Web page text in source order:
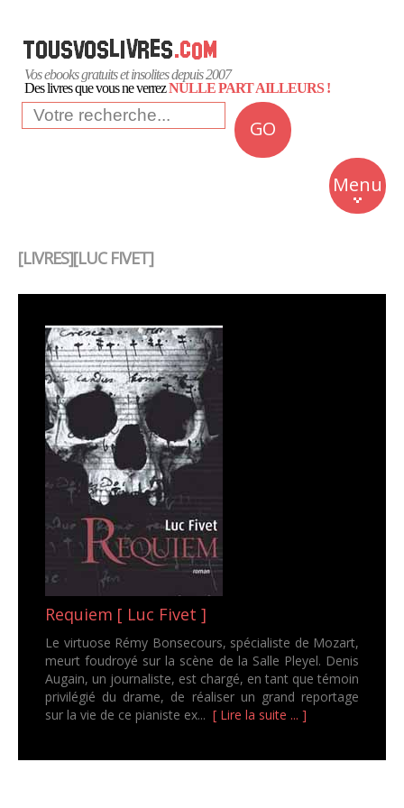
Vos ebooks gratuits et insolites depuis 2007
Des livres que vous ne verrezNULLE PART AILLEURS !
GO
Menu
Insolite
Business
[LIVRES][LUC FIVET]
Requiem [ Luc Fivet ]
Le virtuose Rémy Bonsecours, spécialiste de Mozart,
meurt foudroyé sur la scène de la Salle Pleyel. Denis
Augain, un journaliste, est chargé, en tant que témoin
privilégié du drame, de réaliser un grand reportage
sur la vie de ce pianiste ex... [ Lire la suite ... ]